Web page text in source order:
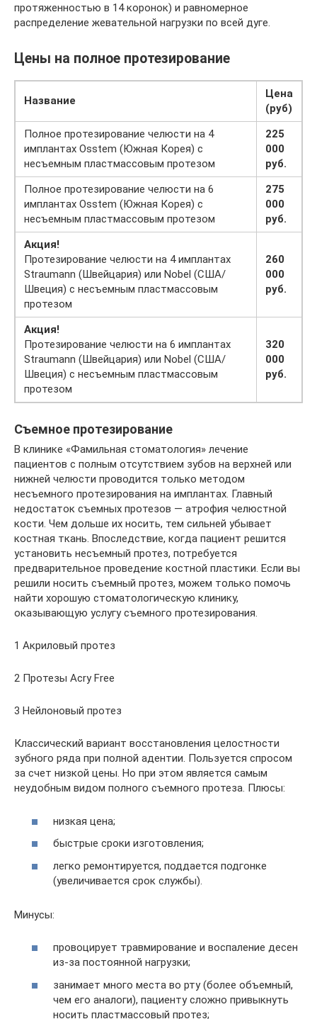
протяженностью в 14 коронок) и равномерное
распределение жевательной нагрузки по всей дуге.
Цены на полное протезирование
Название
Цена
(руб)
Полное протезирование челюсти на 4
имплантах Osstem (Южная Корея) с
несъемным пластмассовым протезом
225
000
руб.
Полное протезирование челюсти на 6
имплантах Osstem (Южная Корея) с
несъемным пластмассовым протезом
275
000
руб.
Акция!
Протезирование челюсти на 4 имплантах
Straumann (Швейцария) или Nobel (США/
Швеция) с несъемным пластмассовым
протезом
260
000
руб.
Акция!
Протезирование челюсти на 6 имплантах
Straumann (Швейцария) или Nobel (США/
Швеция) с несъемным пластмассовым
протезом
320
000
руб.
Съемное протезирование
В клинике «Фамильная стоматология» лечение
пациентов с полным отсутствием зубов на верхней или
нижней челюсти проводится только методом
несъемного протезирования на имплантах. Главный
недостаток съемных протезов — атрофия челюстной
кости. Чем дольше их носить, тем сильней убывает
костная ткань. Впоследствие, когда пациент решится
установить несъемный протез, потребуется
предварительное проведение костной пластики. Если вы
решили носить съемный протез, можем только помочь
найти хорошую стоматологическую клинику,
оказывающую услугу съемного протезирования.
1 Акриловый протез
2 Протезы Acry Free
3 Нейлоновый протез
Классический вариант восстановления целостности
зубного ряда при полной адентии. Пользуется спросом
за счет низкой цены. Но при этом является самым
неудобным видом полного съемного протеза. Плюсы:
низкая цена;
быстрые сроки изготовления;
легко ремонтируется, поддается подгонке
(увеличивается срок службы).
Минусы:
провоцирует травмирование и воспаление десен
из-за постоянной нагрузки;
занимает много места во рту (более объемный,
чем его аналоги), пациенту сложно привыкнуть
носить пластмассовый протез;